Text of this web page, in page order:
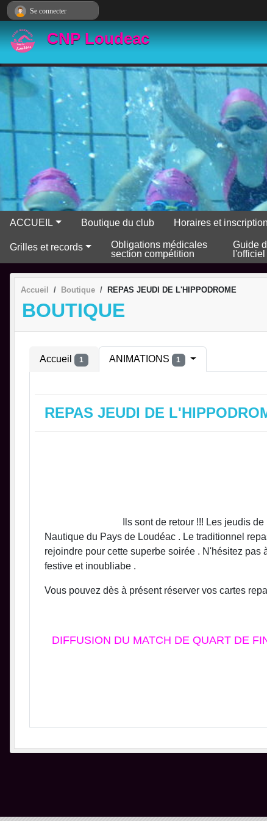
CNP Loudeac
ACCUEIL Boutique du club Horaires et
Grilles et records
Obligations médicales
section compétition
Guide
l'officiel
Accueil Boutique REPAS JEUDI DE L'HIPPODROME
BOUTIQUE
Accueil 1 ANIMATIONS 1
REPAS JEUDI DE
Ils sont de retour !!! Les jeudis de
Nautique du Pays de Loudéac . Le traditionnel
rejoindre pour cette superbe soirée . N'hésitez
festive et inoubliabe .
Vous pouvez dès à présent réserver vos cartes
DIFFUSION DU MATCH DE QUART DE
Se connecter
Panneau de gestion des cookies